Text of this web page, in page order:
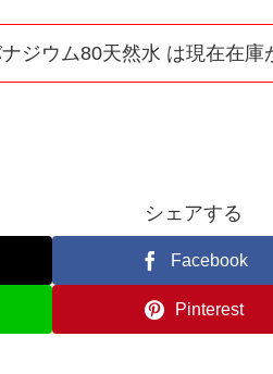
ジウム80天然水 は現在在庫
シェアする
Facebook
Pinterest